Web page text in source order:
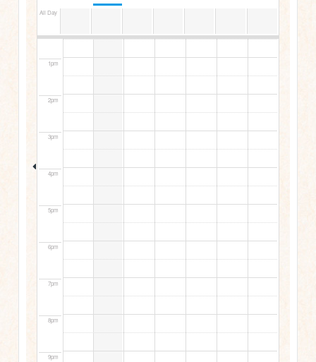
All Day
1pm
2pm
3pm
4pm
5pm
6pm
7pm
8pm
9pm